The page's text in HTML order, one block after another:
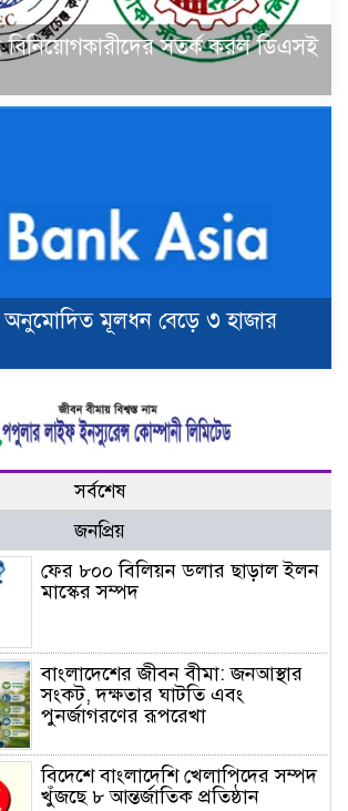
বিনিয়োগকারীদের সতর্ক করল ডিএসই
অনুমোদিত মূলধন বেড়ে ৩ হাজার
সর্বশেষ
জনপ্রিয়
ফের ৮০০ বিলিয়ন ডলার ছাড়াল ইলন
মাস্কের সম্পদ
বাংলাদেশের জীবন বীমা: জনআস্থার
সংকট, দক্ষতার ঘাটতি এবং
পুনর্জাগরণের রূপরেখা
বিদেশে বাংলাদেশি খেলাপিদের সম্পদ
খুঁজছে ৮ আন্তর্জাতিক প্রতিষ্ঠান